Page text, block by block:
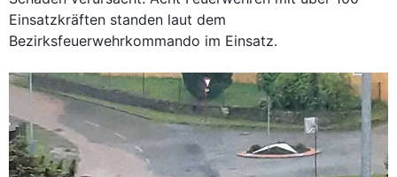
Einsatzkräften standen laut dem
Bezirksfeuerwehrkommando im Einsatz.